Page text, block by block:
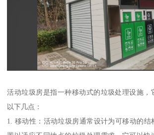
活动垃圾房是指一种移动式的垃圾处理设施，
以下几点：
1. 移动性：活动垃圾房通常设计为可移动的结